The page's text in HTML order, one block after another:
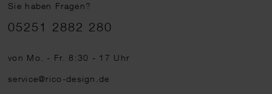
Sie haben Fragen?
Telefonnummer
05251 2882 280
von Mo. - Fr. 8:30 - 17 Uhr
service@rico-design.de